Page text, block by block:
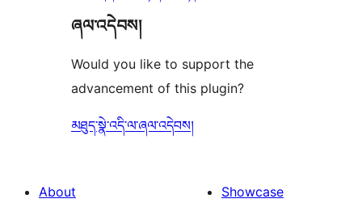
ཞལ་འདེབས།
Would you like to support the
advancement of this plugin?
མཐུད་སྣེ་འདི་ལ་ཞལ་འདེབས།
About
Showcase